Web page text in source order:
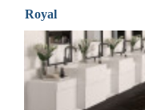
Royal